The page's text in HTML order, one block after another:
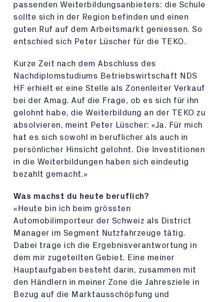
passenden Weiterbildungsanbieters: die Schule
sollte sich in der Region befinden und einen
guten Ruf auf dem Arbeitsmarkt geniessen. So
entschied sich Peter Lüscher für die TEKO.
Kurze Zeit nach dem Abschluss des
Nachdiplomstudiums Betriebswirtschaft NDS
HF erhielt er eine Stelle als Zonenleiter Verkauf
bei der Amag. Auf die Frage, ob es sich für ihn
gelohnt habe, die Weiterbildung an der TEKO zu
absolvieren, meint Peter Lüscher: «Ja. Für mich
hat es sich sowohl in beruflicher als auch in
persönlicher Hinsicht gelohnt. Die Investitionen
in die Weiterbildungen haben sich eindeutig
bezahlt gemacht.»
Was machst du heute beruflich?
«Heute bin ich beim grössten
Automobilimporteur der Schweiz als District
Manager im Segment Nutzfahrzeuge tätig.
Dabei trage ich die Ergebnisverantwortung in
dem mir zugeteilten Gebiet. Eine meiner
Hauptaufgaben besteht darin, zusammen mit
den Händlern in meiner Zone die Jahresziele in
Bezug auf die Marktausschöpfung und